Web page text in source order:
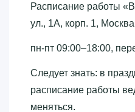
Расписание работы
ул., 1А, корп. 1,
пн-пт 09:00–18:00,
Следует знать: в
расписание работы
меняться.